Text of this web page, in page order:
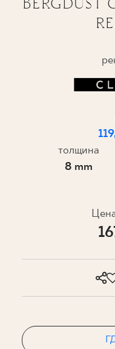
толщина
8 mm